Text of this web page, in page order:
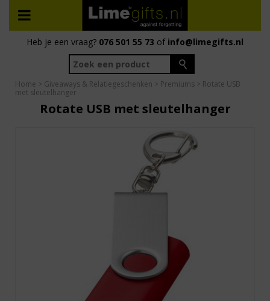
Heb je een vraag? 076 501 55 73 of info@limegifts.nl
Home > Giveaways & Relatiegeschenken > Premiums > Rotate USB
met sleutelhanger
Rotate USB met sleutelhanger